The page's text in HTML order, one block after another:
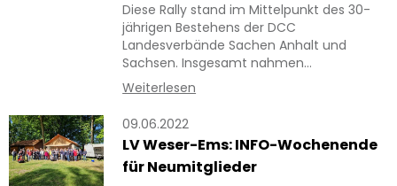
Diese Rally stand im Mittelpunkt des 30-
jährigen Bestehens der DCC
Landesverbände Sachen Anhalt und
Sachsen. Insgesamt nahmen…
Weiterlesen
09.06.2022
LV Weser-Ems: INFO-Wochenende
für Neumitglieder